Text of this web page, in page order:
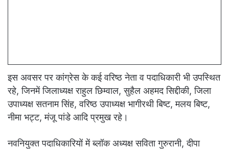
इस अवसर पर कांग्रेस के कई वरिष्ठ नेता व पदाधिकारी भी उपस्थित
रहे, जिनमें जिलाध्यक्ष राहुल छिम्वाल, सुहैल अहमद सिद्दीकी, जिला
उपाध्यक्ष सतनाम सिंह, वरिष्ठ उपाध्यक्ष भागीरथी बिष्ट, मलय बिष्ट,
नीमा भट्ट, मंजू पांडे आदि प्रमुख रहे।
नवनियुक्त पदाधिकारियों में ब्लॉक अध्यक्ष सविता गुरुरानी, दीपा